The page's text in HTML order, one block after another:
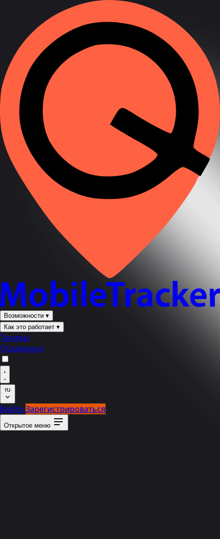
Возможности ▾
Как это работает ▾
Тарифы
Поддержка
ru
Войти Зарегистрироваться
Открытое меню